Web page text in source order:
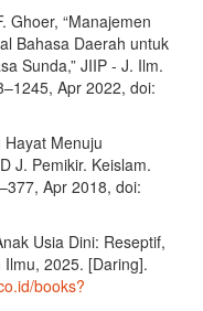
Ghoer, “Manajemen
Bahasa Daerah untuk
Sunda,” JIIP - J. Ilm.
Apr 2022, doi:
Hayat Menuju
J. Pemikir. Keislam.
Apr 2018, doi:
Usia Dini: Reseptif,
2025. [Daring].
books?